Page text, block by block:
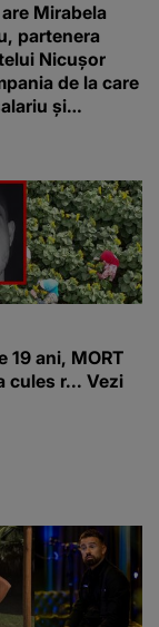
Mirabela
partenera
Nicușor
de la care
și
19 ani, MORT
cules r... Vezi